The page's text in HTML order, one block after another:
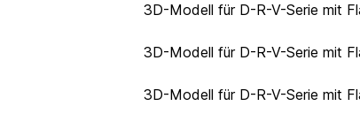
3D-Modell für D-R-V-Serie mit
3D-Modell für D-R-V-Serie mit
3D-Modell für D-R-V-Serie mit